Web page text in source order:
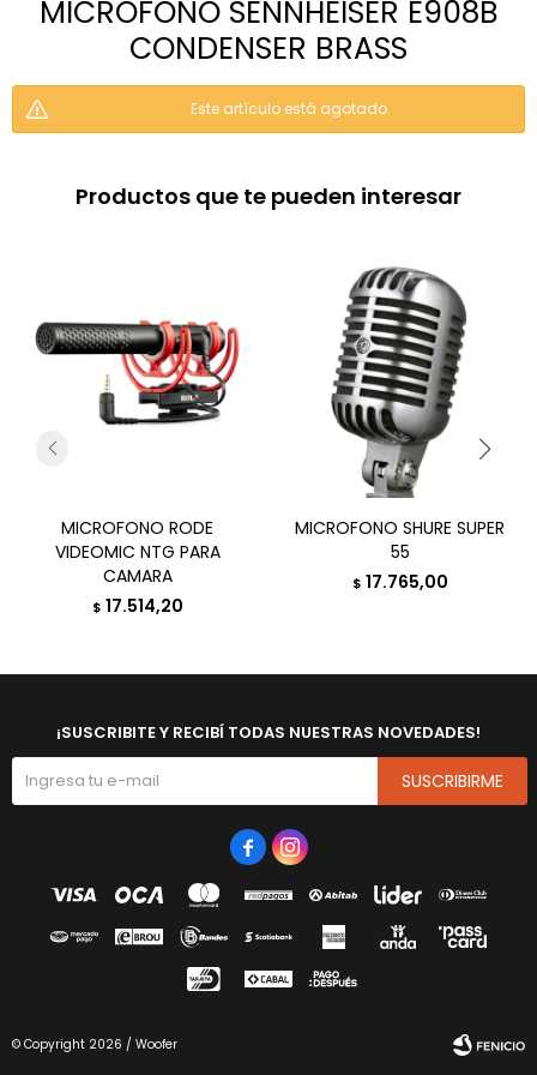
MICROFONO SENNHEISER E908B
CONDENSER BRASS
Este artículo está agotado.
Productos que te pueden interesar
MICROFONO RODE
VIDEOMIC NTG PARA
CAMARA
$ 17.514,20
MICROFONO SHURE SUPER
55
$ 17.765,00
¡SUSCRIBITE Y RECIBÍ TODAS NUESTRAS NOVEDADES!
SUSCRIBIRME
 
© Copyright 2026 / Woofer